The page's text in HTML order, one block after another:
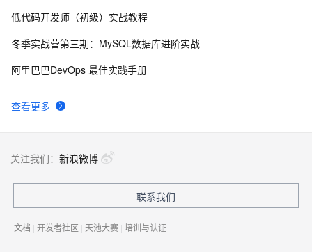
8 思科路由器的密码恢复
查看更多
低代码开发师（初级）实战教程
冬季实战营第三期：MySQL数据库进阶实战
阿里巴巴DevOps 最佳实践手册
关注我们： 新浪微博
联系我们
文档 | 开发者社区 | 天池大赛 | 培训与认证